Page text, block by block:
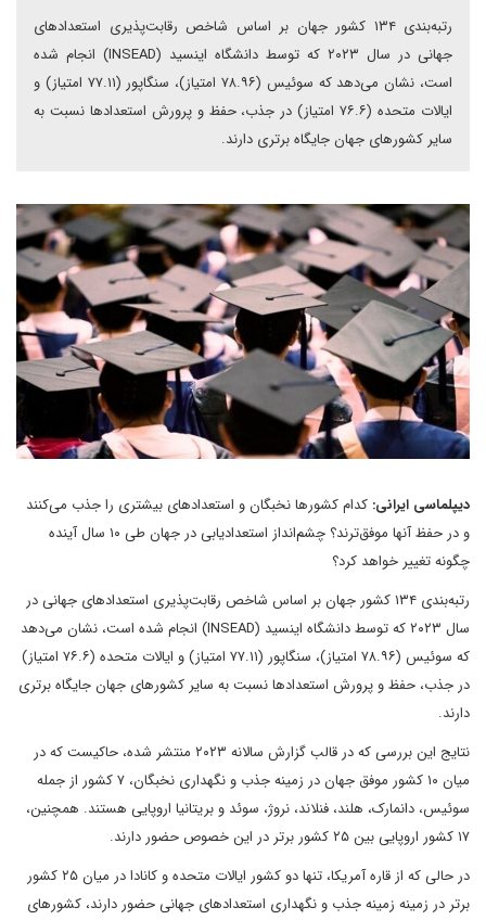
رتبه‌بندی ۱۳۴ کشور جهان بر اساس شاخص رقابت‌پذیری استعدادهای
جهانی در سال ۲۰۲۳ که توسط دانشگاه اینسید (INSEAD) انجام شده
است، نشان می‌دهد که سوئیس (۷۸.۹۶ امتیاز)، سنگاپور (۷۷.۱۱ امتیاز) و
ایالات متحده (۷۶.۶ امتیاز) در جذب، حفظ و پرورش استعدادها نسبت به
سایر کشورهای جهان جایگاه برتری دارند.
دیپلماسی ایرانی: کدام کشورها نخبگان و استعدادهای بیشتری را جذب می‌کنند
و در حفظ آنها موفق‌ترند؟ چشم‌انداز استعدادیابی در جهان طی ۱۰ سال آینده
چگونه تغییر خواهد کرد؟
رتبه‌بندی ۱۳۴ کشور جهان بر اساس شاخص رقابت‌پذیری استعدادهای جهانی در
سال ۲۰۲۳ که توسط دانشگاه اینسید (INSEAD) انجام شده است، نشان می‌دهد
که سوئیس (۷۸.۹۶ امتیاز)، سنگاپور (۷۷.۱۱ امتیاز) و ایالات متحده (۷۶.۶ امتیاز)
در جذب، حفظ و پرورش استعدادها نسبت به سایر کشورهای جهان جایگاه برتری
دارند.
نتایج این بررسی که در قالب گزارش سالانه ۲۰۲۳ منتشر شده، حاکیست که در
میان ۱۰ کشور موفق جهان در زمینه جذب و نگهداری نخبگان، ۷ کشور از جمله
سوئیس، دانمارک، هلند، فنلاند، نروژ، سوئد و بریتانیا اروپایی هستند. همچنین،
۱۷ کشور اروپایی بین ۲۵ کشور برتر در این خصوص حضور دارند.
در حالی که از قاره آمریکا، تنها دو کشور ایالات متحده و کانادا در میان ۲۵ کشور
برتر در زمینه زمینه جذب و نگهداری استعدادهای جهانی حضور دارند، کشورهای